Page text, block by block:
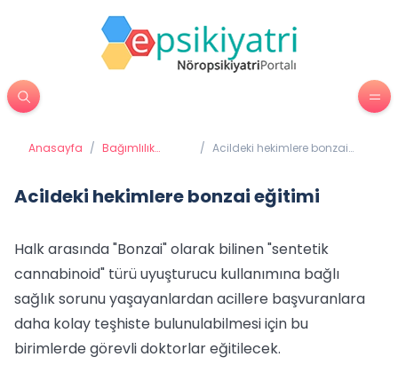
Anasayfa / Bağımlılık
/ Acildeki hekimlere bonzai
Acildeki hekimlere bonzai eğitimi
Halk arasında "Bonzai" olarak bilinen "sentetik
cannabinoid" türü uyuşturucu kullanımına bağlı
sağlık sorunu yaşayanlardan acillere başvuranlara
daha kolay teşhiste bulunulabilmesi için bu
birimlerde görevli doktorlar eğitilecek.